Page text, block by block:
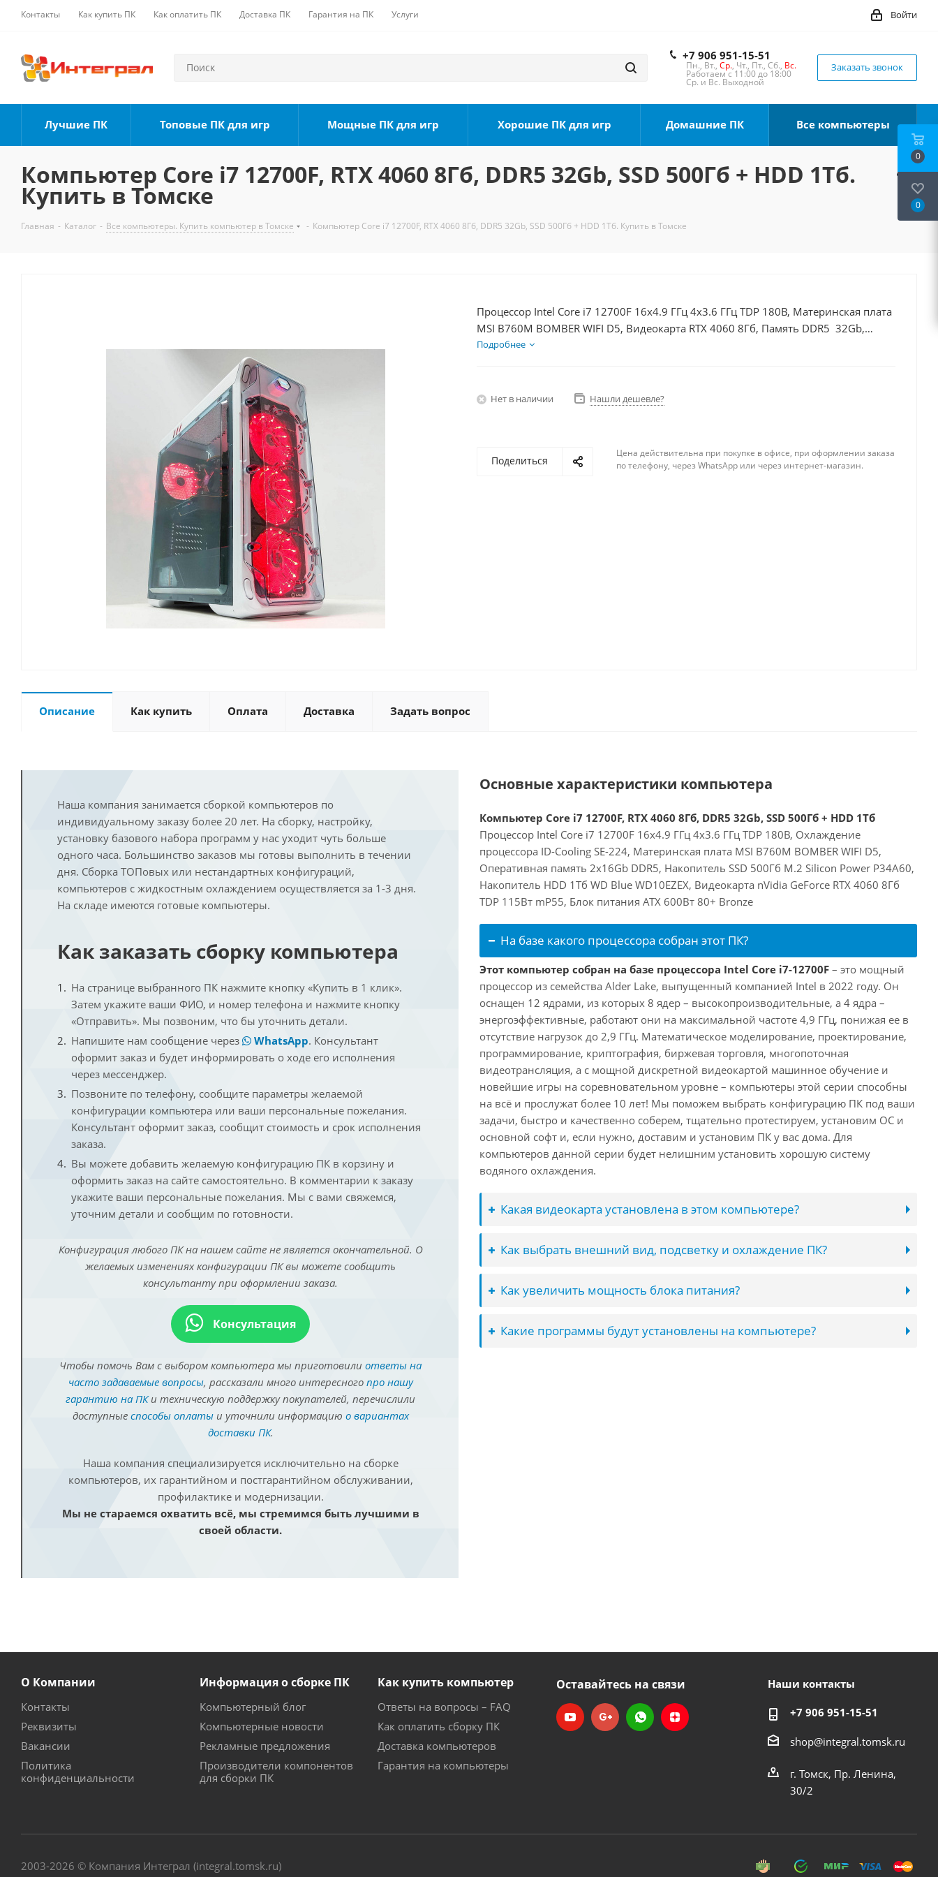
Контакты Как купить ПК Как оплатить ПК Доставка ПК Гарантия на ПК Услуги Войти
+7 906 951-15-51
Пн., Вт., Ср., Чт., Пт., Сб., Вс.
Работаем с 11:00 до 18:00
Ср. и Вс. Выходной
Заказать звонок
Лучшие ПК Топовые ПК для игр Мощные ПК для игр Хорошие ПК для игр Домашние ПК Все компьютеры
Компьютер Core i7 12700F, RTX 4060 8Гб, DDR5 32Gb, SSD 500Гб + HDD 1Тб.
Купить в Томске
Главная - Каталог - Все компьютеры. Купить компьютер в Томске - Компьютер Core i7 12700F, RTX 4060 8Гб, DDR5 32Gb, SSD 500Гб + HDD 1Тб. Купить в Томске
Процессор Intel Core i7 12700F 16x4.9 ГГц 4x3.6 ГГц TDP 180В, Материнская плата
MSI B760M BOMBER WIFI D5, Видеокарта RTX 4060 8Гб, Память DDR5 32Gb,
Диски SSD 500Гб + HDD 1Тб, БП 600Вт
Подробнее
Нет в наличии Нашли дешевле?
Поделиться
Цена действительна при покупке в офисе, при оформлении заказа
по телефону, через WhatsApp или через интернет-магазин.
Описание Как купить Оплата Доставка Задать вопрос
Наша компания занимается сборкой компьютеров по
индивидуальному заказу более 20 лет. На сборку, настройку,
установку базового набора программ у нас уходит чуть больше
одного часа. Большинство заказов мы готовы выполнить в течении
дня. Сборка ТОПовых или нестандартных конфигураций,
компьютеров с жидкостным охлаждением осуществляется за 1-3 дня.
На складе имеются готовые компьютеры.
Как заказать сборку компьютера
На странице выбранного ПК нажмите кнопку «Купить в 1 клик».
Затем укажите ваши ФИО, и номер телефона и нажмите кнопку
«Отправить». Мы позвоним, что бы уточнить детали.
Напишите нам сообщение через
WhatsApp. Консультант
оформит заказ и будет информировать о ходе его исполнения
через мессенджер.
Позвоните по телефону, сообщите параметры желаемой
конфигурации компьютера или ваши персональные пожелания.
Консультант оформит заказ, сообщит стоимость и срок исполнения
заказа.
Вы можете добавить желаемую конфигурацию ПК в корзину и
оформить заказ на сайте самостоятельно. В комментарии к заказу
укажите ваши персональные пожелания. Мы с вами свяжемся,
уточним детали и сообщим по готовности.
Конфигурация любого ПК на нашем сайте не является окончательной. О
желаемых изменениях конфигурации ПК вы можете сообщить
консультанту при оформлении заказа.
Консультация
Чтобы помочь Вам с выбором компьютера мы приготовили ответы на
часто задаваемые вопросы, рассказали много интересного про нашу
гарантию на ПКи техническую поддержку покупателей, перечислили
доступные способы оплатыи уточнили информацию о вариантах
доставки ПК.
Наша компания специализируется исключительно на сборке
компьютеров, их гарантийном и постгарантийном обслуживании,
профилактике и модернизации.
Мы не стараемся охватить всё, мы стремимся быть лучшими в
своей области.
Основные характеристики компьютера
Компьютер Core i7 12700F, RTX 4060 8Гб, DDR5 32Gb, SSD 500Гб + HDD 1Тб
Процессор Intel Core i7 12700F 16x4.9 ГГц 4x3.6 ГГц TDP 180В, Охлаждение
процессора ID-Cooling SE-224, Материнская плата MSI B760M BOMBER WIFI D5,
Оперативная память 2x16Gb DDR5, Накопитель SSD 500Гб M.2 Silicon Power P34A60,
Накопитель HDD 1Тб WD Blue WD10EZEX, Видеокарта nVidia GeForce RTX 4060 8Гб
TDP 115Вт mP55, Блок питания ATX 600Вт 80+ Bronze
На базе какого процессора собран этот ПК?
Этот компьютер собран на базе процессора Intel Core i7-12700F – это мощный
процессор из семейства Alder Lake, выпущенный компанией Intel в 2022 году. Он
оснащен 12 ядрами, из которых 8 ядер – высокопроизводительные, а 4 ядра –
энергоэффективные, работают они на максимальной частоте 4,9 ГГц, понижая ее в
отсутствие нагрузок до 2,9 ГГц. Математическое моделирование, проектирование,
программирование, криптография, биржевая торговля, многопоточная
видеотрансляция, а с мощной дискретной видеокартой машинное обучение и
новейшие игры на соревновательном уровне – компьютеры этой серии способны
на всё и прослужат более 10 лет! Мы поможем выбрать конфигурацию ПК под ваши
задачи, быстро и качественно соберем, тщательно протестируем, установим ОС и
основной софт и, если нужно, доставим и установим ПК у вас дома. Для
компьютеров данной серии будет нелишним установить хорошую систему
водяного охлаждения.
Какая видеокарта установлена в этом компьютере?
Как выбрать внешний вид, подсветку и охлаждение ПК?
Как увеличить мощность блока питания?
Какие программы будут установлены на компьютере?
О Компании
Контакты
Реквизиты
Вакансии
Политика
конфиденциальности
Информация о сборке ПК
Компьютерный блог
Компьютерные новости
Рекламные предложения
Производители компонентов
для сборки ПК
Как купить компьютер
Ответы на вопросы – FAQ
Как оплатить сборку ПК
Доставка компьютеров
Гарантия на компьютеры
Оставайтесь на связи Наши контакты
+7 906 951-15-51
shop@integral.tomsk.ru
г. Томск, Пр. Ленина,
30/2
2003-2026 © Компания Интеграл (integral.tomsk.ru)
0
0